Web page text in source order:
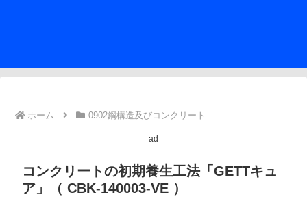
ホーム 0902鋼構造及びコンクリート
ad
コンクリートの初期養生工法「GETTキュ
ア」（ CBK-140003-VE ）